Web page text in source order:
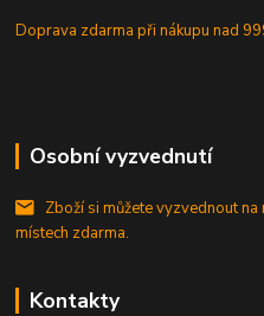
Doprava zdarma při nákupunad
Osobní vyzvednutí
Zboží si můžete vyzvednout
místech zdarma.
Kontakty